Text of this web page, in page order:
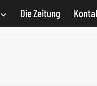
Die Zeitung